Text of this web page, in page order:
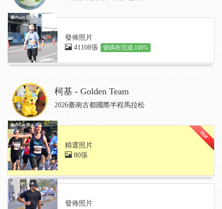
發佈照片
41108張
號碼布完成:100%
柯基 - Golden Team
2026臺南古都國際半程馬拉松
精選照片
80張
發佈照片